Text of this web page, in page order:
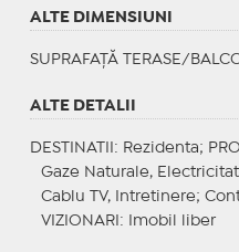
ALTE DIMENSIUNI
SUPRAFAȚĂ TERASE/
ALTE DETALII
DESTINATII : Rezidenta;
Gaze Naturale,
Cablu TV, Intretinere;
VIZIONARI : Imobil liber